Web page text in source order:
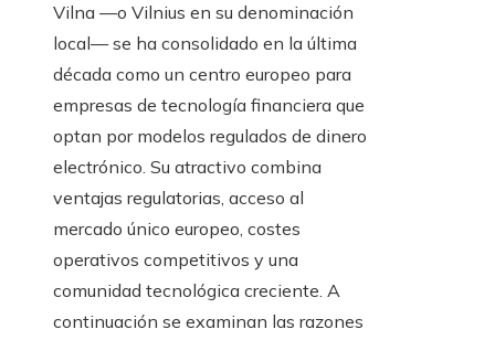
Vilna —o Vilnius en su denominación
local— se ha consolidado en la última
década como un centro europeo para
empresas de tecnología financiera que
optan por modelos regulados de dinero
electrónico. Su atractivo combina
ventajas regulatorias, acceso al
mercado único europeo, costes
operativos competitivos y una
comunidad tecnológica creciente. A
continuación se examinan las razones